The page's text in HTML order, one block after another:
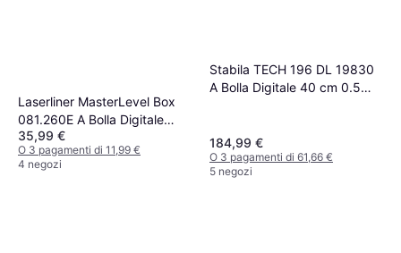
Laserliner MasterLevel Box
081.260E A Bolla Digitale
Livella
35,99 €
O 3 pagamenti di 11,99 €
4 negozi
Stabila TECH 196 DL 19830
A Bolla Digitale 40 cm 0.5
184,99 €
O 3 pagamenti di 61,66 €
5 negozi